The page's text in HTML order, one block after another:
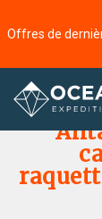
Accueil